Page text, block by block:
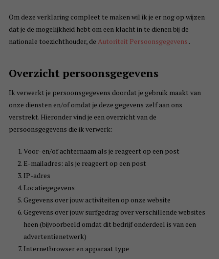
Om deze verklaring compleet te maken wil ik je er nog op wijzen
dat je de mogelijkheid hebt om een klacht in te dienen bij de
nationale toezichthouder, de Autoriteit Persoonsgegevens .
Overzicht persoonsgegevens
Ik verwerkt je persoonsgegevens doordat je gebruik maakt van
onze diensten en/of omdat je deze gegevens zelf aan ons
verstrekt. Hieronder vind je een overzicht van de
persoonsgegevens die ik verwerk:
Voor- en/of achternaam als je reageert op een post
E-mailadres: als je reageert op een post
IP-adres
Locatiegegevens
Gegevens over jouw activiteiten op onze website
Gegevens over jouw surfgedrag over verschillende websites
heen (bijvoorbeeld omdat dit bedrijf onderdeel is van een
advertentienetwerk)
Internetbrowser en apparaat type